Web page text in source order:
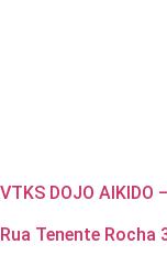
VTKS DOJO AIKIDO
Rua Tenente Rocha